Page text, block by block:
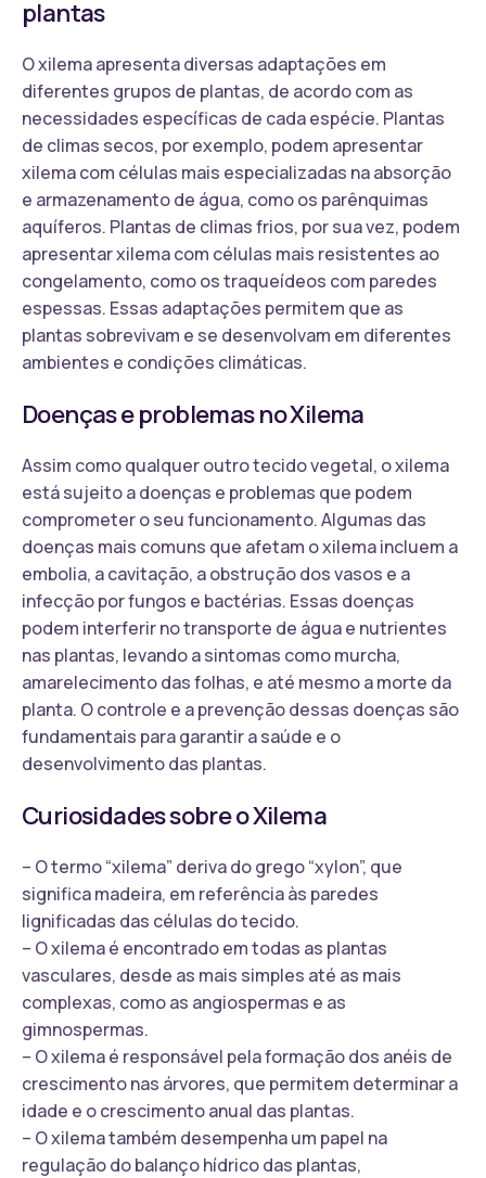
plantas
O xilema apresenta diversas adaptações em
diferentes grupos de plantas, de acordo com as
necessidades específicas de cada espécie. Plantas
de climas secos, por exemplo, podem apresentar
xilema com células mais especializadas na absorção
e armazenamento de água, como os parênquimas
aquíferos. Plantas de climas frios, por sua vez, podem
apresentar xilema com células mais resistentes ao
congelamento, como os traqueídeos com paredes
espessas. Essas adaptações permitem que as
plantas sobrevivam e se desenvolvam em diferentes
ambientes e condições climáticas.
Doenças e problemas no Xilema
Assim como qualquer outro tecido vegetal, o xilema
está sujeito a doenças e problemas que podem
comprometer o seu funcionamento. Algumas das
doenças mais comuns que afetam o xilema incluem a
embolia, a cavitação, a obstrução dos vasos e a
infecção por fungos e bactérias. Essas doenças
podem interferir no transporte de água e nutrientes
nas plantas, levando a sintomas como murcha,
amarelecimento das folhas, e até mesmo a morte da
planta. O controle e a prevenção dessas doenças são
fundamentais para garantir a saúde e o
desenvolvimento das plantas.
Curiosidades sobre o Xilema
– O termo “xilema” deriva do grego “xylon”, que
significa madeira, em referência às paredes
lignificadas das células do tecido.
– O xilema é encontrado em todas as plantas
vasculares, desde as mais simples até as mais
complexas, como as angiospermas e as
gimnospermas.
– O xilema é responsável pela formação dos anéis de
crescimento nas árvores, que permitem determinar a
idade e o crescimento anual das plantas.
– O xilema também desempenha um papel na
regulação do balanço hídrico das plantas,